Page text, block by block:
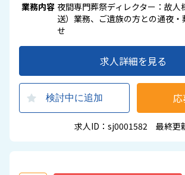
業務内容 夜間専門葬祭ディレクター：故人
送）業務、ご遺族の方との通夜
せ
求人詳細を見る
検討中に追加 応
求人ID：sj0001582 最終更